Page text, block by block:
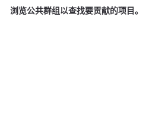
浏览公共群组以查找要贡献的项目。